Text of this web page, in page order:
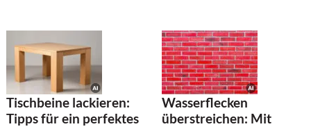
Tischbeine lackieren:
Tipps für ein perfektes
Wasserflecken
überstreichen: Mit